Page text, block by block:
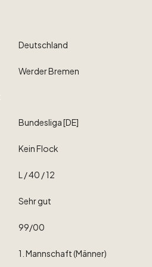
Deutschland
WerderBremen
Bundesliga[DE]
KeinFlock
L ​/​40 ​/​12
Sehrgut
99​/​00
1. Mannschaft(Männer)